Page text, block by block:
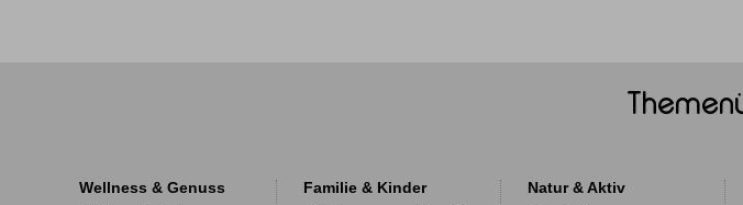
Wellness & Genuss
Familie & Kinder
Natur & Aktiv